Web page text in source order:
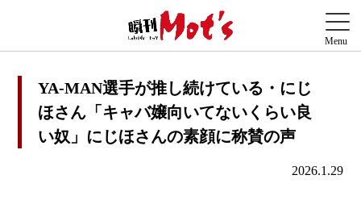
YA-MAN選手が推し続けている・にじ
ほさん「キャバ嬢向いてないくらい良
い奴」にじほさんの素顔に称賛の声
2026.1.29